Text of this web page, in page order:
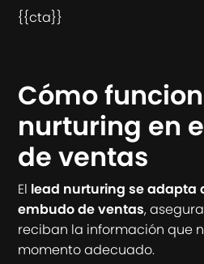
{{cta}}
Cómo
nurturing en
de ventas
El lead nurturing se adapta
embudo de ventas,
reciban la información que
momento adecuado.